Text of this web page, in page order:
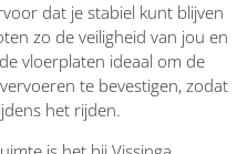
dat je stabiel kunt blijven
zo de veiligheid van jou en
vloerplaten ideaal om de
te bevestigen, zodat
het rijden.